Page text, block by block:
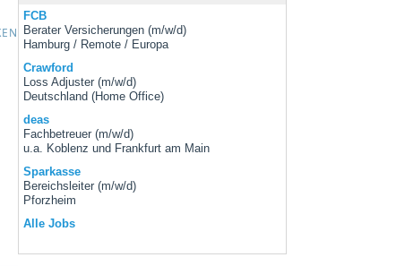
FCB
Berater Versicherungen (m/w/d)
Hamburg / Remote / Europa
Crawford
Loss Adjuster (m/w/d)
Deutschland (Home Office)
deas
Fachbetreuer (m/w/d)
u.a. Koblenz und Frankfurt am Main
Sparkasse
Bereichsleiter (m/w/d)
Pforzheim
Alle Jobs